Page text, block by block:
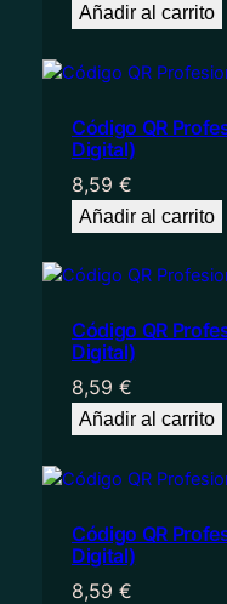
Añadir al carrito
Código QR
Digital)
8,59 €
Añadir al carrito
Código QR
Digital)
8,59 €
Añadir al carrito
Código QR
Digital)
8,59 €